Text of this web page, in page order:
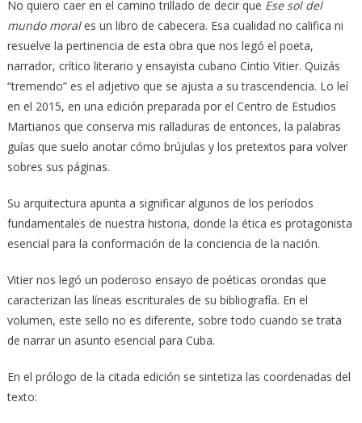
No quiero caer en el camino trillado de decir que Ese sol del
mundo morales un libro de cabecera. Esa cualidad no califica ni
resuelve la pertinencia de esta obra que nos legó el poeta,
narrador, crítico literario y ensayista cubano Cintio Vitier. Quizás
“tremendo” es el adjetivo que se ajusta a su trascendencia. Lo leí
en el 2015, en una edición preparada por el Centro de Estudios
Martianos que conserva mis ralladuras de entonces, la palabras
guías que suelo anotar cómo brújulas y los pretextos para volver
sobres sus páginas.
Su arquitectura apunta a significar algunos de los períodos
fundamentales de nuestra historia, donde la ética es protagonista
esencial para la conformación de la conciencia de la nación.
Vitier nos legó un poderoso ensayo de poéticas orondas que
caracterizan las líneas escriturales de su bibliografía. En el
volumen, este sello no es diferente, sobre todo cuando se trata
de narrar un asunto esencial para Cuba.
En el prólogo de la citada edición se sintetiza las coordenadas del
texto: